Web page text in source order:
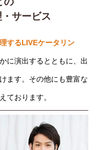
サービス
するLIVEケータリン
に演出するとともに、出
ます。その他にも豊富な
ております。